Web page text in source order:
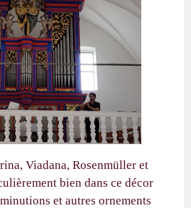
Viadana, Rosenmüller et
bien dans ce décor
et autres ornements